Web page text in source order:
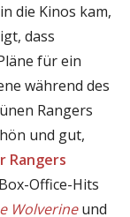
die Kinos kam,
dass
für ein
während des
Rangers
und gut,
Rangers
Office-Hits
Wolverineund